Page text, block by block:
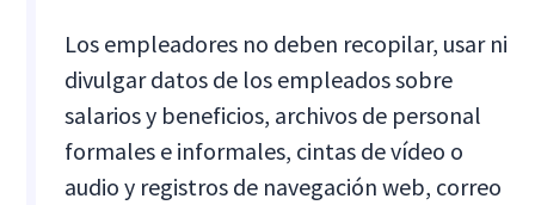
Los empleadores no deben recopilar, usar ni
divulgar datos de los empleados sobre
salarios y beneficios, archivos de personal
formales e informales, cintas de vídeo o
audio y registros de navegación web, correo